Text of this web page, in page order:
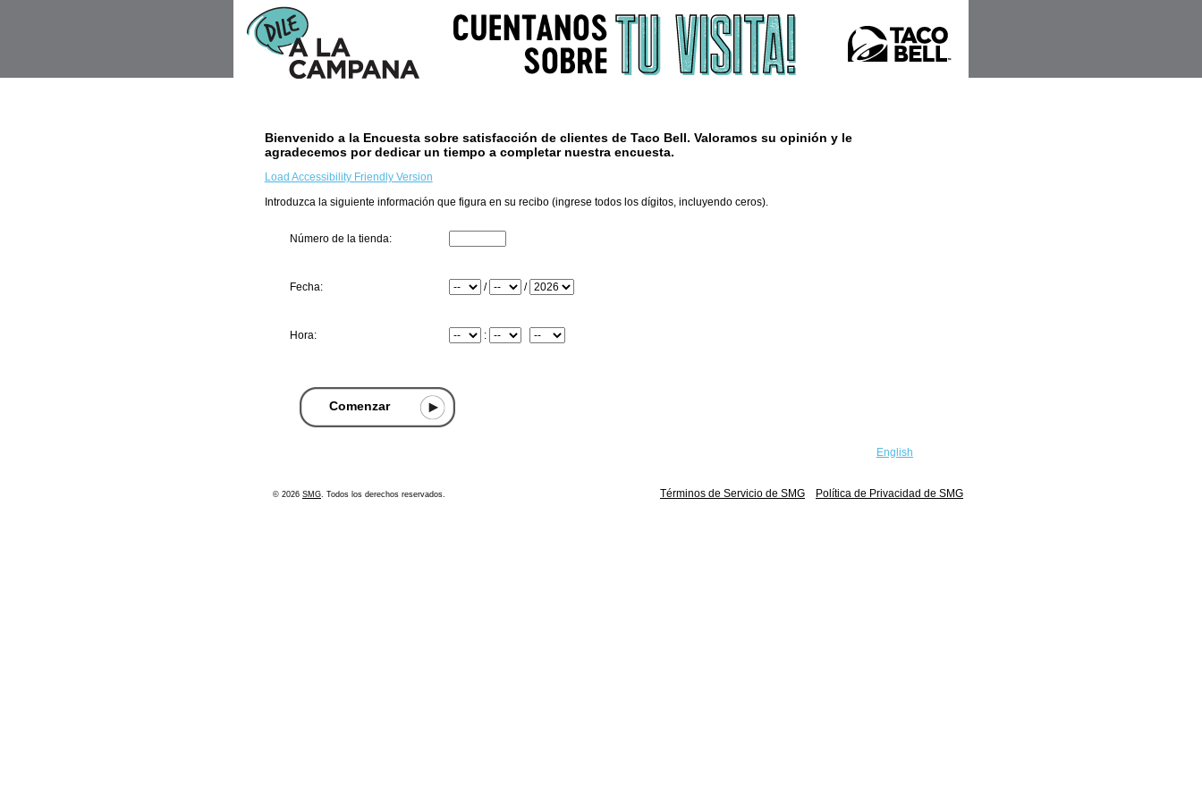
Bienvenido a la Encuesta sobre satisfacción de clientes de Taco Bell. Valoramos su opinión y le
agradecemos por dedicar un tiempo a completar nuestra encuesta.
Load Accessibility Friendly Version
Introduzca la siguiente información que figura en su recibo (ingrese todos los dígitos, incluyendo ceros).
Número de la tienda:
Fecha:
/ /
Hora:
:
English
Política de Privacidad de SMG
Términos de Servicio de SMG
© 2026 SMG. Todos los derechos reservados.